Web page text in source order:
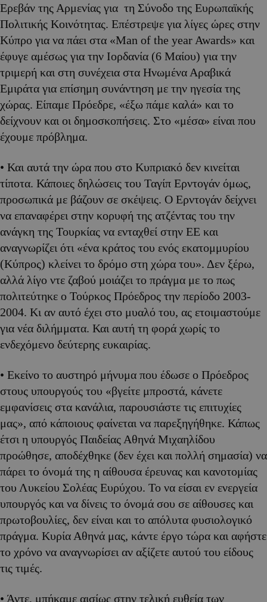
Ερεβάν της Αρμενίας για τη Σύνοδο της Ευρωπαϊκής
Πολιτικής Κοινότητας. Επέστρεψε για λίγες ώρες στην
Κύπρο για να πάει στα «Man of the year Awards» και
έφυγε αμέσως για την Ιορδανία (6 Μαίου) για την
τριμερή και στη συνέχεια στα Ηνωμένα Αραβικά
Εμιράτα για επίσημη συνάντηση με την ηγεσία της
χώρας. Είπαμε Πρόεδρε, «έξω πάμε καλά» και το
δείχνουν και οι δημοσκοπήσεις. Στο «μέσα» είναι που
έχουμε πρόβλημα.
• Και αυτά την ώρα που στο Κυπριακό δεν κινείται
τίποτα. Κάποιες δηλώσεις του Ταγίπ Ερντογάν όμως,
προσωπικά με βάζουν σε σκέψεις. Ο Ερντογάν δείχνει
να επαναφέρει στην κορυφή της ατζέντας του την
ανάγκη της Τουρκίας να ενταχθεί στην ΕΕ και
αναγνωρίζει ότι «ένα κράτος του ενός εκατομμυρίου
(Κύπρος) κλείνει το δρόμο στη χώρα του». Δεν ξέρω,
αλλά λίγο ντε ζαβού μοιάζει το πράγμα με το πως
πολιτεύτηκε ο Τούρκος Πρόεδρος την περίοδο 2003-
2004. Κι αν αυτό έχει στο μυαλό του, ας ετοιμαστούμε
για νέα διλήμματα. Και αυτή τη φορά χωρίς το
ενδεχόμενο δεύτερης ευκαιρίας.
• Εκείνο το αυστηρό μήνυμα που έδωσε ο Πρόεδρος
στους υπουργούς του «βγείτε μπροστά, κάνετε
εμφανίσεις στα κανάλια, παρουσιάστε τις επιτυχίες
μας», από κάποιους φαίνεται να παρεξηγήθηκε. Κάπως
έτσι η υπουργός Παιδείας Αθηνά Μιχαηλίδου
προώθησε, αποδέχθηκε (δεν έχει και πολλή σημασία) να
πάρει το όνομά της η αίθουσα έρευνας και κανοτομίας
του Λυκείου Σολέας Ευρύχου. Το να είσαι εν ενεργεία
υπουργός και να δίνεις το όνομά σου σε αίθουσες και
πρωτοβουλίες, δεν είναι και το απόλυτα φυσιολογικό
πράγμα. Κυρία Αθηνά μας, κάντε έργο τώρα και αφήστε
το χρόνο να αναγνωρίσει αν αξίζετε αυτού του είδους
τις τιμές.
• Άντε, μπήκαμε αισίως στην τελική ευθεία των